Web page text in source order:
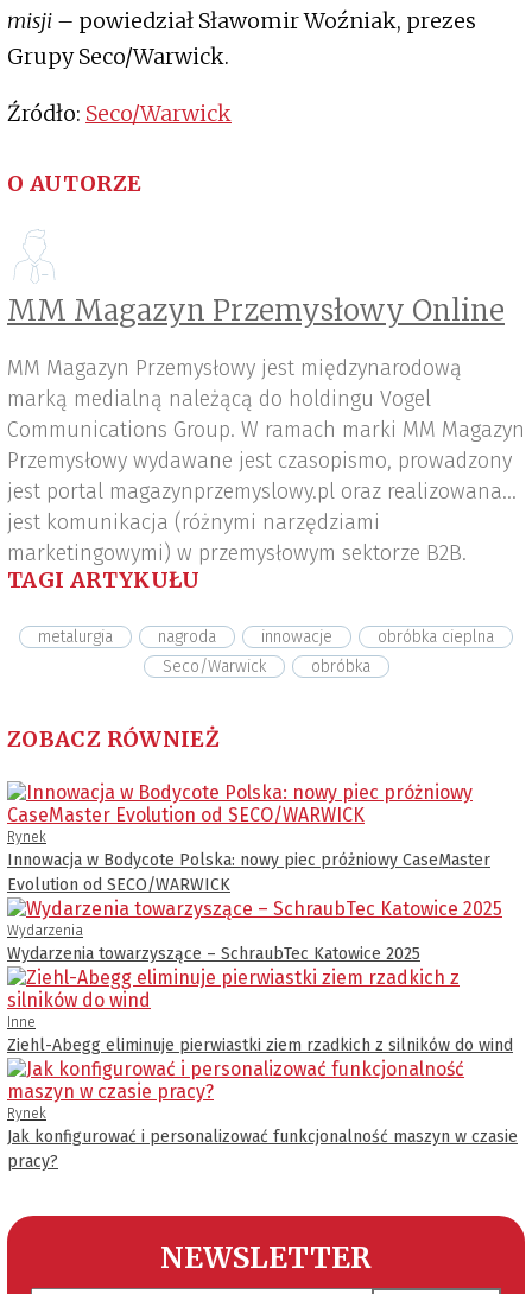
misji – powiedział Sławomir Woźniak, prezes
Grupy Seco/Warwick.
Źródło: Seco/Warwick
O AUTORZE
MM Magazyn Przemysłowy Online
MM Magazyn Przemysłowy jest międzynarodową
marką medialną należącą do holdingu Vogel
Communications Group. W ramach marki MM Magazyn
Przemysłowy wydawane jest czasopismo, prowadzony
jest portal magazynprzemyslowy.pl oraz realizowana
jest komunikacja (różnymi narzędziami
marketingowymi) w przemysłowym sektorze B2B.
TAGI ARTYKUŁU
metalurgia nagroda innowacje
obróbka cieplna
Seco/Warwick
obróbka
ZOBACZ RÓWNIEŻ
Rynek
Innowacja w Bodycote Polska: nowy piec próżniowy CaseMaster
Evolution od SECO/WARWICK
Wydarzenia
Wydarzenia towarzyszące – SchraubTec Katowice 2025
Inne
Ziehl-Abegg eliminuje pierwiastki ziem rzadkich z silników do wind
Rynek
Jak konfigurować i personalizować funkcjonalność maszyn w czasie
pracy?
NEWSLETTER